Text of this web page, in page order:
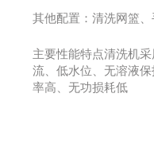
其他配置：清洗网篮
主要性能特点清洗机
流、低水位、无溶液
率高、无功损耗低